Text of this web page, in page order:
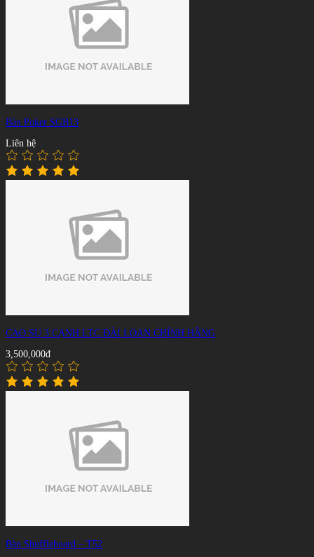
Bàn Poker SGB13
Liên hệ
CAO SU 3 CẠNH LTC ĐÀI LOAN CHÍNH HÃNG
3,500,000đ
Bàn Shuffleboard – T52